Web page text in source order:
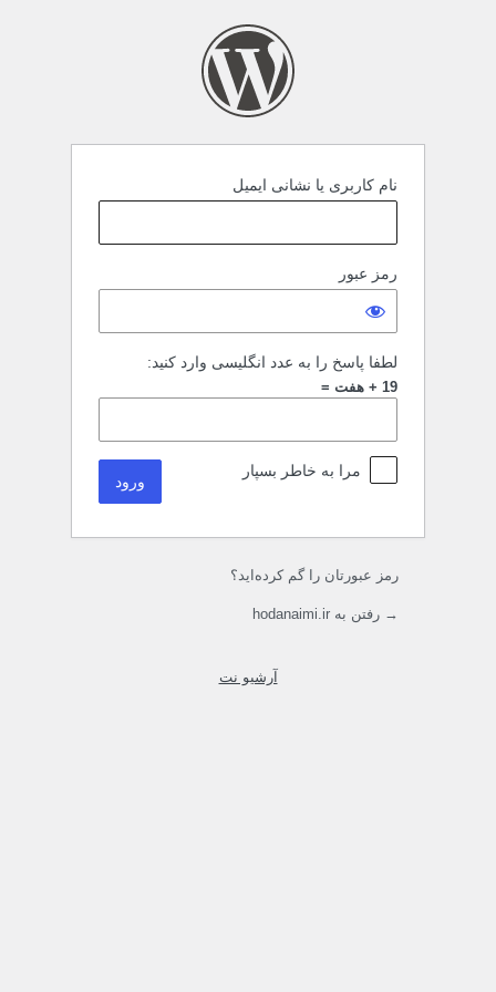
نام کاربری یا نشانی ایمیل
رمز عبور
لطفا پاسخ را به عدد انگلیسی وارد کنید:
19 + هفت =
مرا به خاطر بسپار
رمز عبورتان را گم کرده‌اید؟
→ رفتن به hodanaimi.ir
آرشیو نت